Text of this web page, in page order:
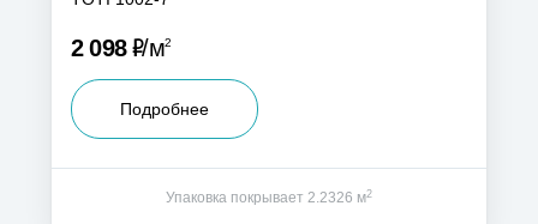
2 098Р м2
Подробнее
Упаковка покрывает 2.2326 м2